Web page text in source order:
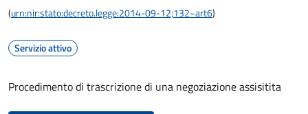
(urn:nir:stato:decreto.legge:2014-09-12;132~art6)
Servizio attivo
Procedimento di trascrizione di una negoziazione assisitita